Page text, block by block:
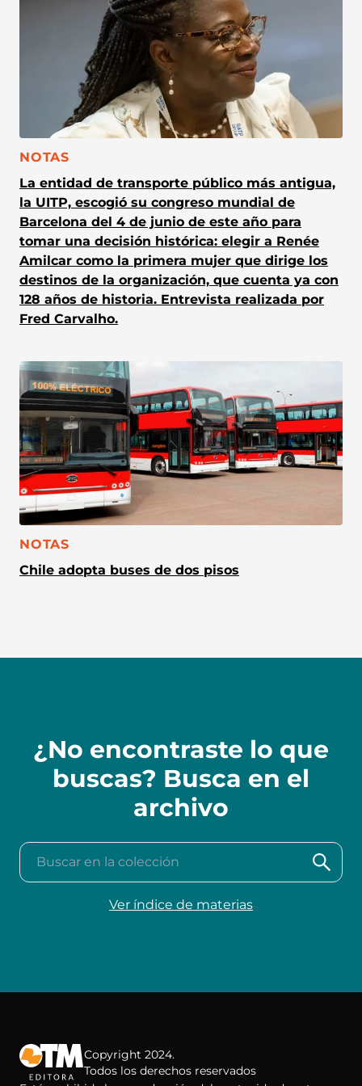
CATEGORÍA:
NOTAS
La entidad de transporte público más antigua,
la UITP, escogió su congreso mundial de
Barcelona del 4 de junio de este año para
tomar una decisión histórica: elegir a Renée
Amilcar como la primera mujer que dirige los
destinos de la organización, que cuenta ya con
128 años de historia. Entrevista realizada por
Fred Carvalho.
CATEGORÍA:
NOTAS
Chile adopta buses de dos pisos
¿No encontraste lo que
buscas? Busca en el
archivo
Buscar en la colección
Ver índice de materias
Copyright 2024.
Todos los derechos reservados